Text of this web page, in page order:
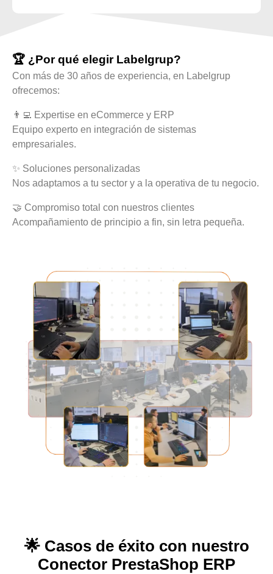
🏆 ¿Por qué elegir Labelgrup?
Con más de 30 años de experiencia, en Labelgrup
ofrecemos:
👨‍💻 Expertise en eCommerce y ERP
Equipo experto en integración de sistemas
empresariales.
✨ Soluciones personalizadas
Nos adaptamos a tu sector y a la operativa de tu negocio.
🤝 Compromiso total con nuestros clientes
Acompañamiento de principio a fin, sin letra pequeña.
🌟 Casos de éxito con nuestro
Conector PrestaShop ERP